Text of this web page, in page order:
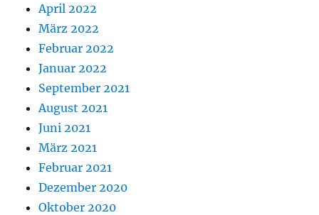
April 2022
März 2022
Februar 2022
Januar 2022
September 2021
August 2021
Juni 2021
März 2021
Februar 2021
Dezember 2020
Oktober 2020